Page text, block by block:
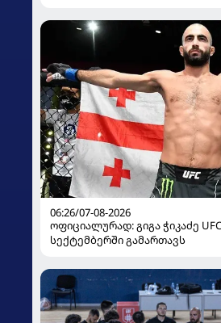
06:26/07-08-2026
ოფიციალურად: გიგა ჭიკაძე
სექტემბერში გამართავს